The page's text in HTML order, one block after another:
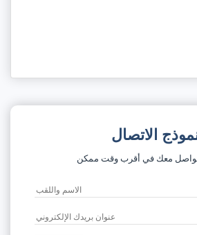
الاتصال
معك في أقرب وقت ممكن